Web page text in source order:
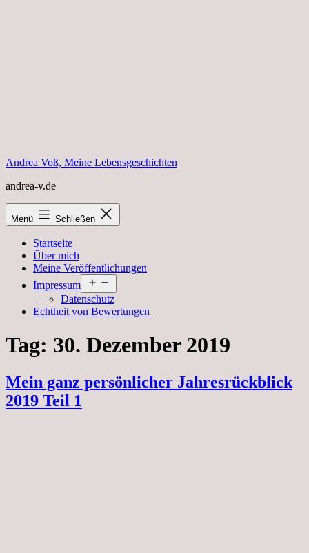
Andrea Voß, Meine Lebensgeschichten
andrea-v.de
Menü Schließen
Startseite
Über mich
Meine Veröffentlichungen
Impressum
öffnen
Datenschutz
Echtheit von Bewertungen
Tag: 30. Dezember 2019
Mein ganz persönlicher Jahresrückblick
2019 Teil 1